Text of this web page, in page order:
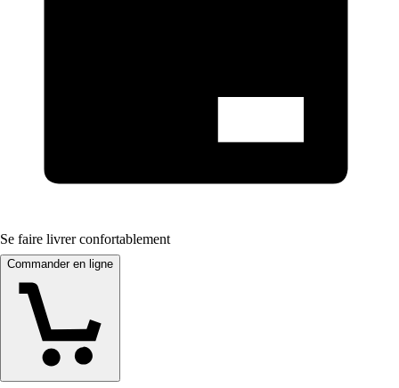
Se faire livrer confortablement
Commander en ligne